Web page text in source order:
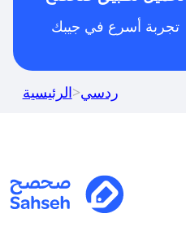
تجربة أسرع في جيبك
الرئيسية>ردسي